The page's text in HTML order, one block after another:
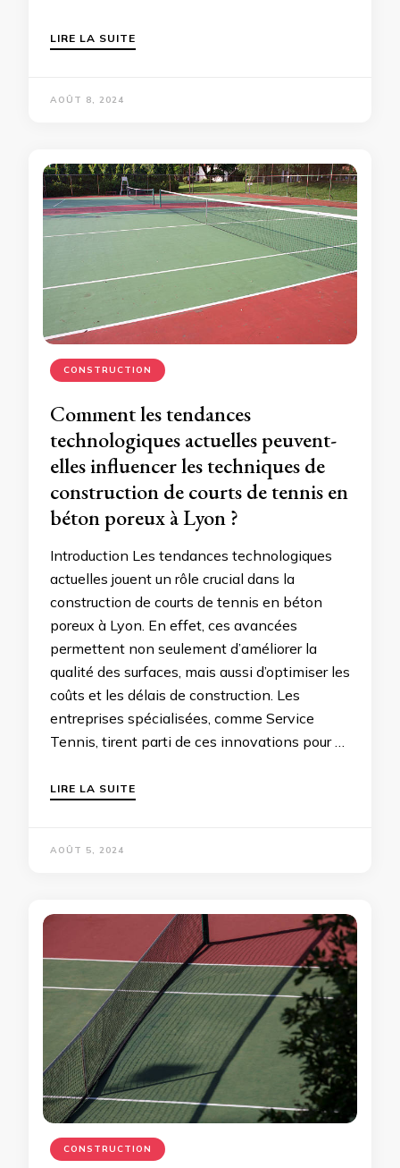
LIRE LA SUITE
AOÛT 8, 2024
CONSTRUCTION
Comment les tendances
technologiques actuelles peuvent-
elles influencer les techniques de
construction de courts de tennis en
béton poreux à Lyon ?
Introduction Les tendances technologiques
actuelles jouent un rôle crucial dans la
construction de courts de tennis en béton
poreux à Lyon. En effet, ces avancées
permettent non seulement d’améliorer la
qualité des surfaces, mais aussi d’optimiser les
coûts et les délais de construction. Les
entreprises spécialisées, comme Service
Tennis, tirent parti de ces innovations pour …
LIRE LA SUITE
AOÛT 5, 2024
CONSTRUCTION